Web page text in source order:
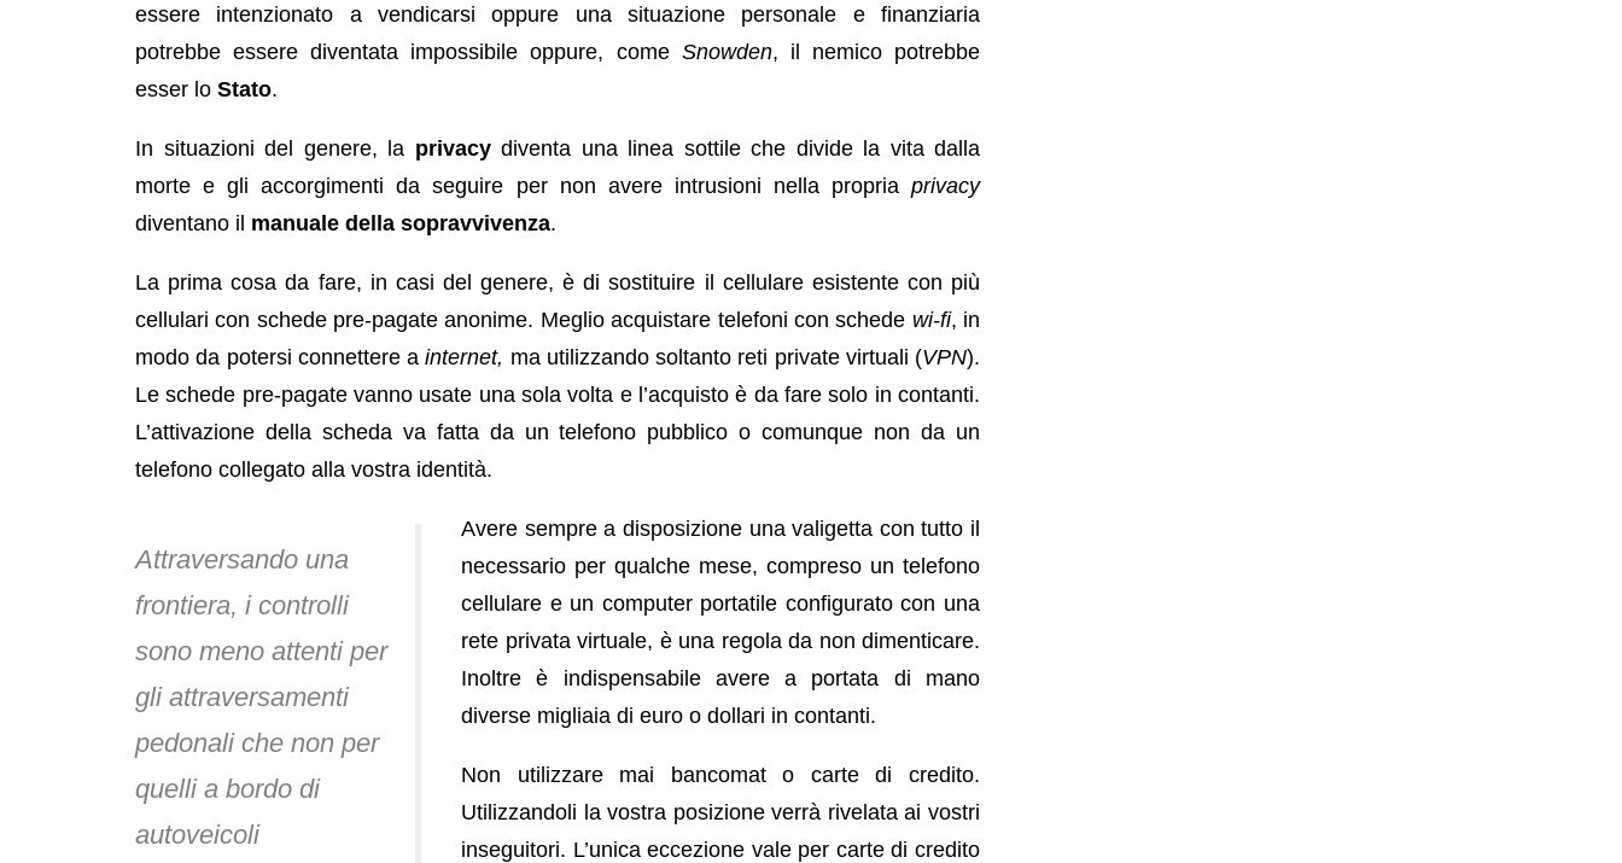
essere intenzionato a vendicarsi oppure una situazione personale e finanziaria
potrebbe essere diventata impossibile oppure, come Snowden, il nemico potrebbe
esser lo Stato.
In situazioni del genere, la privacydiventa una linea sottile che divide la vita dalla
morte e gli accorgimenti da seguire per non avere intrusioni nella propria privacy
diventano il manuale della sopravvivenza.
La prima cosa da fare, in casi del genere, è di sostituire il cellulare esistente con più
cellulari con schede pre-pagate anonime. Meglio acquistare telefoni con schede wi-fi, in
modo da potersi connettere ainternet, ma utilizzando soltanto reti private virtuali (VPN).
Le schede pre-pagate vanno usate una sola volta e l’acquisto è da fare solo in contanti.
L’attivazione della scheda va fatta da un telefono pubblico o comunque non da un
telefono collegato alla vostra identità.
Attraversando una
frontiera, i controlli
sono meno attenti per
gli attraversamenti
pedonali che non per
quelli a bordo di
autoveicoli
Avere sempre a disposizione una valigetta con tutto il
necessario per qualche mese, compreso un telefono
cellulare e un computer portatile configurato con una
rete privata virtuale, è una regola da non dimenticare.
Inoltre è indispensabile avere a portata di mano
diverse migliaia di euro o dollari in contanti.
Non utilizzare mai bancomat o carte di credito.
Utilizzandoli la vostra posizione verrà rivelata ai vostri
inseguitori. L’unica eccezione vale per carte di credito